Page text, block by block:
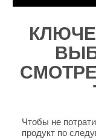
Чтобы не
продукт по